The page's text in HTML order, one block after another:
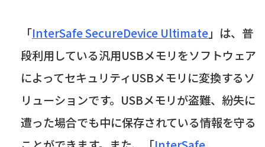
「InterSafe SecureDevice Ultimate」は、普
段利用している汎用USBメモリをソフトウェア
によってセキュリティUSBメモリに変換するソ
リューションです。USBメモリが盗難、紛失に
遭った場合でも中に保存されている情報を守る